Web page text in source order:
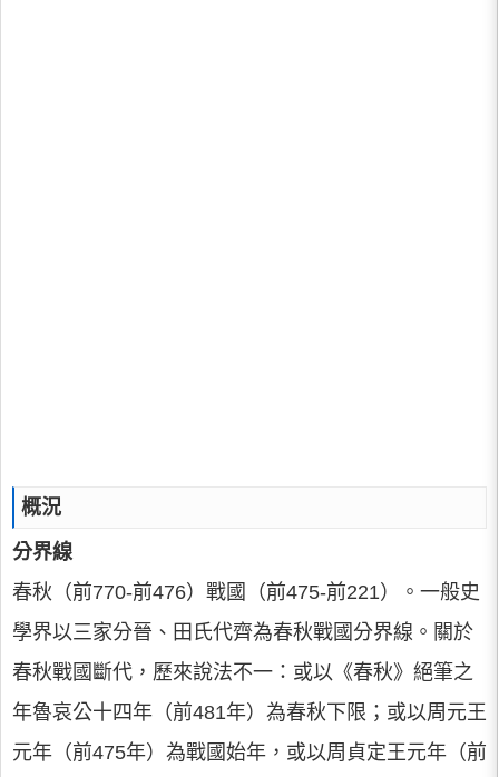
概況
分界線
春秋（前770-前476）戰國（前475-前221）。一般史
學界以三家分晉、田氏代齊為春秋戰國分界線。關於
春秋戰國斷代，歷來說法不一：或以《春秋》絕筆之
年魯哀公十四年（前481年）為春秋下限；或以周元王
元年（前475年）為戰國始年，或以周貞定王元年（前